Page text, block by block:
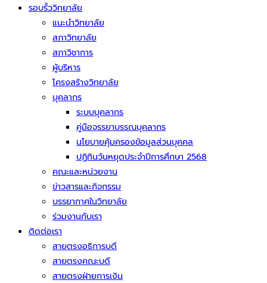
รอบรั้ววิทยาลัย
แนะนำวิทยาลัย
สภาวิทยาลัย
สภาวิชาการ
ผู้บริหาร
โครงสร้างวิทยาลัย
บุคลากร
ระบบบุคลากร
คู่มือจรรยาบรรณบุคลากร
นโยบายคุ้มครองข้อมูลส่วนบุคคล
ปฏิทินวันหยุดประจำปีการศึกษา 2568
คณะและหน่วยงาน
ข่าวสารและกิจกรรม
บรรยากาศในวิทยาลัย
ร่วมงานกับเรา
ติดต่อเรา
สายตรงอธิการบดี
สายตรงคณะบดี
สายตรงฝ่ายการเงิน